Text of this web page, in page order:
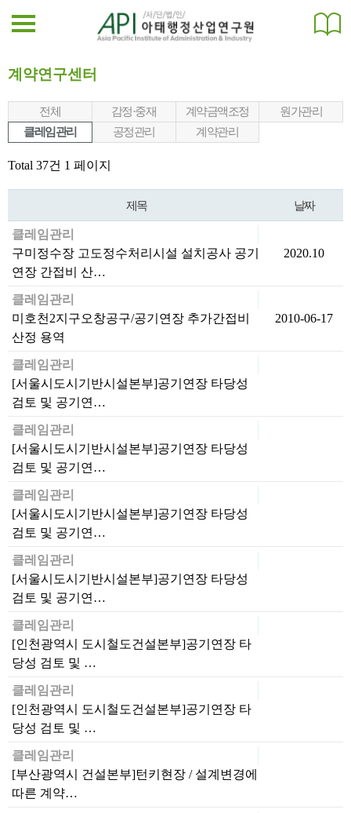
계약연구센터
전체 감정·중재 계약금액조정
원가관리
클레임관리
공정관리 계약관리
Total 37건 1 페이지
제목 날짜
클레임관리
구미정수장 고도정수처리시설 설치공사 공기
연장 간접비 산…
2020.10
클레임관리
미호천2지구오창공구/공기연장 추가간접비
산정 용역
2010-06-17
클레임관리
[서울시도시기반시설본부]공기연장 타당성
검토 및 공기연…
클레임관리
[서울시도시기반시설본부]공기연장 타당성
검토 및 공기연…
클레임관리
[서울시도시기반시설본부]공기연장 타당성
검토 및 공기연…
클레임관리
[서울시도시기반시설본부]공기연장 타당성
검토 및 공기연…
클레임관리
[인천광역시 도시철도건설본부]공기연장 타
당성 검토 및 …
클레임관리
[인천광역시 도시철도건설본부]공기연장 타
당성 검토 및 …
클레임관리
[부산광역시 건설본부]턴키현장 / 설계변경에
따른 계약…